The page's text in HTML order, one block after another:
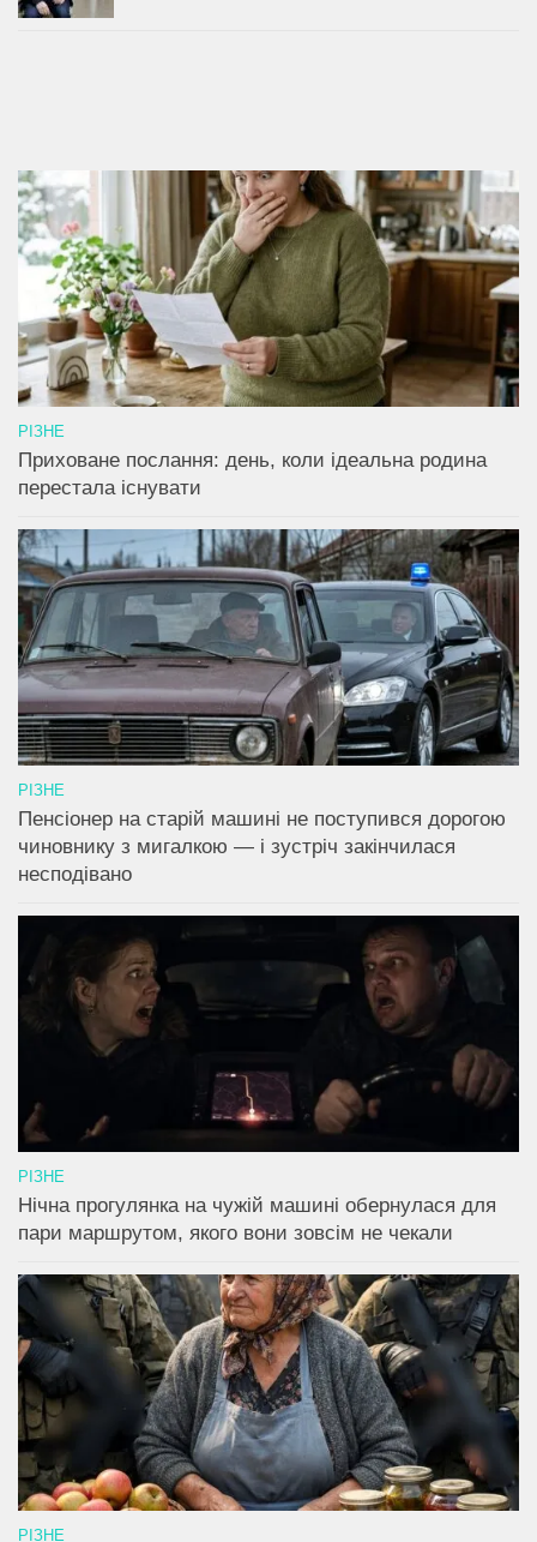
РІЗНЕ
Приховане послання: день, коли ідеальна родина
перестала існувати
РІЗНЕ
Пенсіонер на старій машині не поступився дорогою
чиновнику з мигалкою — і зустріч закінчилася
несподівано
РІЗНЕ
Нічна прогулянка на чужій машині обернулася для
пари маршрутом, якого вони зовсім не чекали
РІЗНЕ